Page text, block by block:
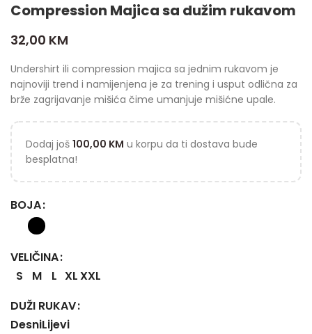
Compression Majica sa dužim rukavom
32,00 KM
Undershirt ili compression majica sa jednim rukavom je
najnoviji trend i namijenjena je za trening i usput odlična za
brže zagrijavanje mišića čime umanjuje mišićne upale.
Dodaj još 100,00 KM u korpu da ti dostava bude
besplatna!
BOJA
VELIČINA
S
M L XLXXL
DUŽI RUKAV
DesniLijevi